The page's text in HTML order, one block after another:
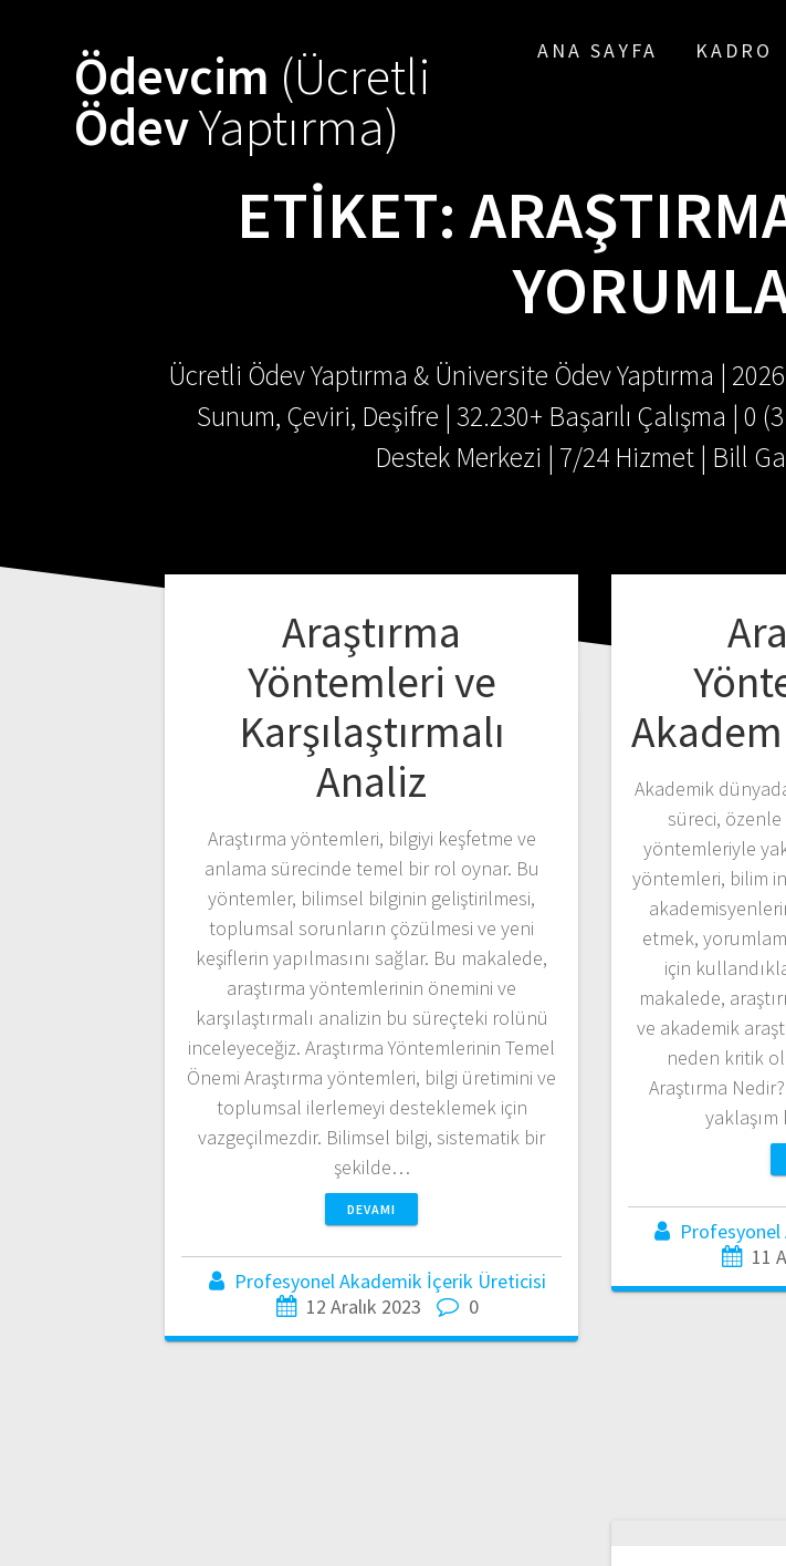
Ödevcim (Ücretli
ÖdevYaptırma)
ANA SAYFA KADRO
ETIKET:
Ücretli Ödev Yaptırma & Üniversite Ödev Yaptırma |
Sunum, Çeviri, Deşifre | 32.230+ Başarılı Çalışma | 0
Destek Merkezi | 7/24 Hizmet | Bill
Araştırma
Yöntemleri ve
Karşılaştırmalı
Analiz
Araştırma yöntemleri, bilgiyi keşfetme ve
anlama sürecinde temel bir rol oynar. Bu
yöntemler, bilimsel bilginin geliştirilmesi,
toplumsal sorunların çözülmesi ve yeni
keşiflerin yapılmasını sağlar. Bu makalede,
araştırma yöntemlerinin önemini ve
karşılaştırmalı analizin bu süreçteki rolünü
inceleyeceğiz. Araştırma Yöntemlerinin Temel
Önemi Araştırma yöntemleri, bilgi üretimini ve
toplumsal ilerlemeyi desteklemek için
vazgeçilmezdir. Bilimsel bilgi, sistematik bir
şekilde…
DEVAMI
Profesyonel Akademik İçerik Üreticisi
12 Aralık 2023
0
Akademik
süreci, özenle
yöntemleriyle
yöntemleri, bilim
etmek,
için
makalede,
ve akademik
neden kritik
Araştırma
11